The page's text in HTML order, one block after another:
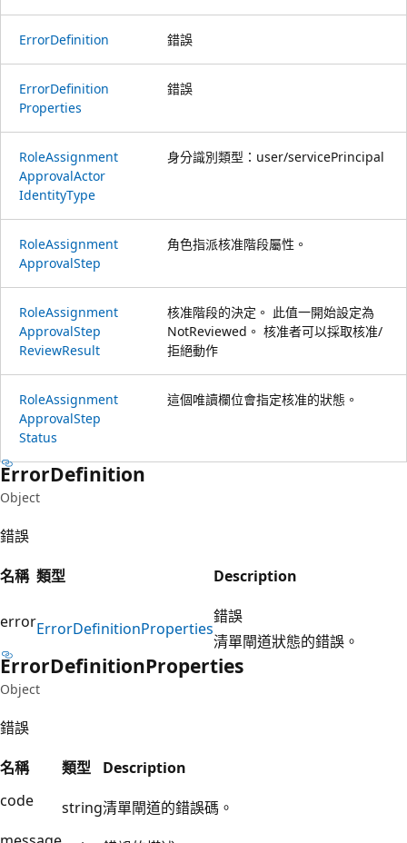
ErrorDefinition 錯誤
ErrorDefinition
Properties
錯誤
RoleAssignment
ApprovalActor
IdentityType
身分識別類型：user/servicePrincipal
RoleAssignment
ApprovalStep
角色指派核准階段屬性。
RoleAssignment
ApprovalStep
ReviewResult
核准階段的決定。 此值一開始設定為
NotReviewed。 核准者可以採取核准/
拒絕動作
RoleAssignment
ApprovalStep
Status
這個唯讀欄位會指定核准的狀態。
ErrorDefinition
Object
錯誤
名稱 類型 Description
errorErrorDefinitionProperties
錯誤
清單閘道狀態的錯誤。
ErrorDefinitionProperties
Object
錯誤
名稱
類型
Description
code
string清單閘道的錯誤碼。